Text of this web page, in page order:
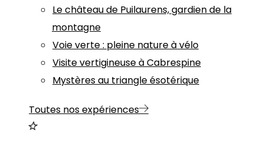
Le château de Puilaurens, gardien de la
montagne
Voie verte : pleine nature à vélo
Visite vertigineuse à Cabrespine
Mystères au triangle ésotérique
Toutes nos expériences